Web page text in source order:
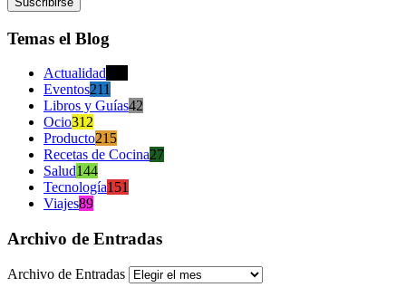
Temas el Blog
Actualidad
Eventos211
Libros y Guías42
Ocio312
Producto215
Recetas de Cocina27
Salud144
Tecnología151
Viajes89
Archivo de Entradas
Archivo de Entradas